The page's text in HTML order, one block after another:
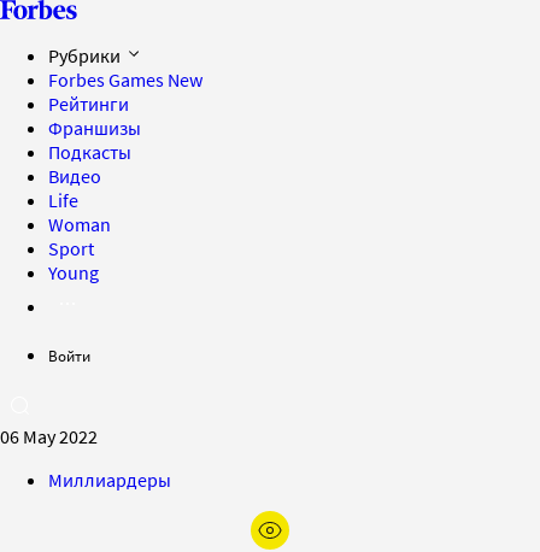
Рубрики
Forbes Games New
Рейтинги
Франшизы
Подкасты
Видео
Life
Woman
Sport
Young
Войти
06 May 2022
Миллиардеры